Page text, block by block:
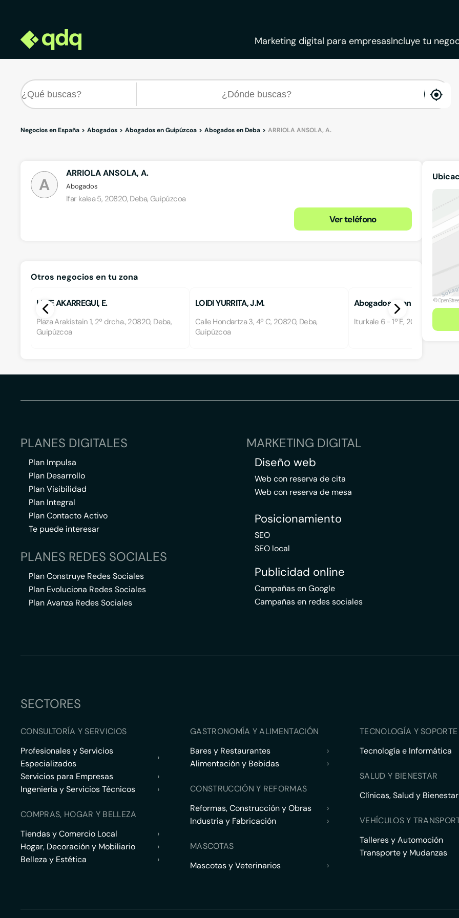
Marketing digital para empresasIncluye tu
Negocios en España Abogados Abogados en Guipúzcoa Abogados en Deba ARRIOLA ANSOLA, A.
A
ARRIOLA ANSOLA, A.
Abogados
Ifar kalea 5, 20820, Deba, Guipúzcoa
Ver teléfono
Otros negocios en tu zona
LETE AKARREGUI, E.
Plaza Arakistain 1, 2º drcha., 20820, Deba,
Guipúzcoa
LOIDI YURRITA, J.M.
Calle Hondartza 3, 4º C, 20820, Deba,
Guipúzcoa
Abogados Juan Bosco
Iturkale 6 - 1º E, 20820, Deba,
PLANES DIGITALES
Plan Impulsa
Plan Desarrollo
Plan Visibilidad
Plan Integral
Plan Contacto Activo
Te puede interesar
PLANES REDES SOCIALES
Plan Construye Redes Sociales
Plan Evoluciona Redes Sociales
Plan Avanza Redes Sociales
MARKETING DIGITAL
Diseño web
Web con reserva de cita
Web con reserva de mesa
Posicionamiento
SEO
SEO local
Publicidad online
Campañas en Google
Campañas en redes sociales
SECTORES
CONSULTORÍA Y SERVICIOS
Profesionales y Servicios
Especializados
›
Servicios para Empresas
›
Ingeniería y Servicios Técnicos
›
COMPRAS, HOGAR Y BELLEZA
Tiendas y Comercio Local
›
Hogar, Decoración y Mobiliario
›
Belleza y Estética
›
GASTRONOMÍA Y ALIMENTACIÓN
Bares y Restaurantes
›
Alimentación y Bebidas
›
CONSTRUCCIÓN Y REFORMAS
Reformas, Construcción y Obras
›
Industria y Fabricación
›
MASCOTAS
Mascotas y Veterinarios
›
TECNOLOGÍA Y
Tecnología e Informática
SALUD Y BIENESTAR
Clínicas, Salud y Bienestar
VEHÍCULOS Y
Talleres y Automoción
Transporte y Mudanzas